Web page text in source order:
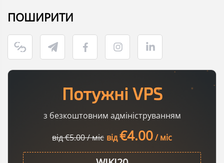
ПОШИРИТИ
Потужні VPS
з безкоштовним адмініструванням
від €5.00 / міс від€4.00/ міс